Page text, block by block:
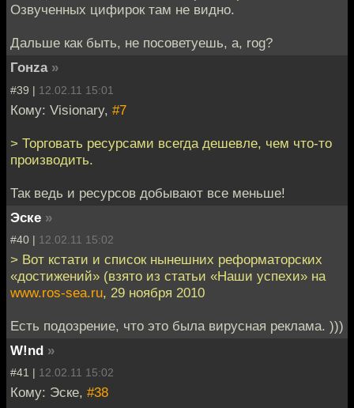
Озвученных цифирок там не видно.
Дальше как быть, не посоветуешь, а, rog?
Гонzа »
#39 | 12.02.11 15:01
Кому: Visionary, #7
> Торговать ресурсами всегда дешевле, чем что-то
производить.
Так ведь и ресурсов добывают все меньше!
Эске »
#40 | 12.02.11 15:02
> Вот кстати и список нынешних реформаторских
«достижений» (взято из статьи «Наши успехи» на
www.ros-sea.ru, 29 ноября 2010
Есть подозрение, что это была вирусная реклама. )))
W!nd »
#41 | 12.02.11 15:02
Кому: Эске, #38